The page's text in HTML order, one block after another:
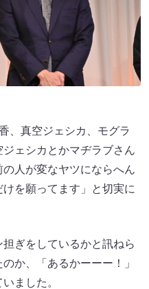
、真空ジェシカ、モグラ
ェシカとかマヂラブさん
人が変なヤツにならへん
を願ってます」と切実に
ぎをしているかと訊ねら
か、「あるかーーー！」
ました。